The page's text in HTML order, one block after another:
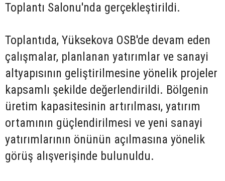
Toplantı Salonu'nda gerçekleştirildi.
Toplantıda, Yüksekova OSB'de devam eden
çalışmalar, planlanan yatırımlar ve sanayi
altyapısının geliştirilmesine yönelik projeler
kapsamlı şekilde değerlendirildi. Bölgenin
üretim kapasitesinin artırılması, yatırım
ortamının güçlendirilmesi ve yeni sanayi
yatırımlarının önünün açılmasına yönelik
görüş alışverişinde bulunuldu.